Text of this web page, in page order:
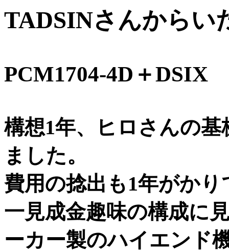
TADSINさんからい
PCM1704-4D＋DSIX
構想1年、ヒロさんの
ました。
費用の捻出も1年がかり
一見成金趣味の構成に
ーカー製のハイエンド